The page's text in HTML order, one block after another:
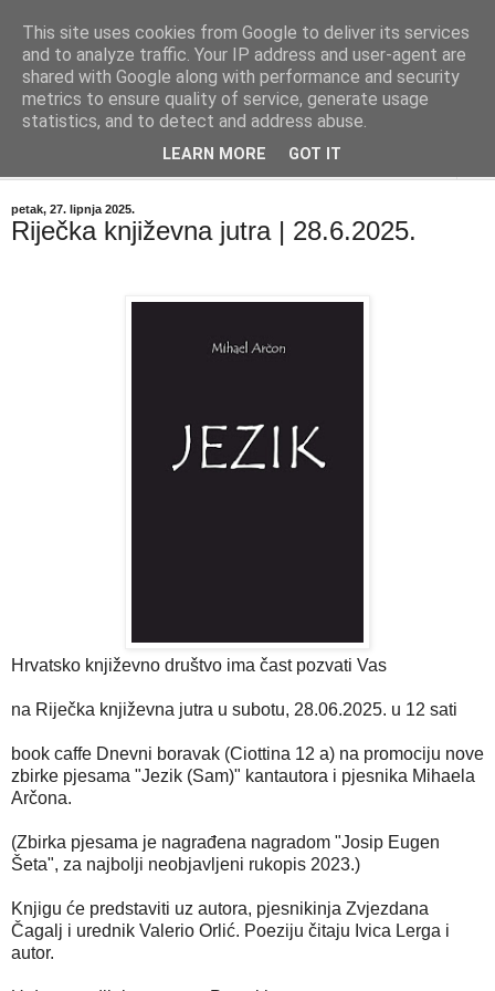
"Kvaka"
Časopis za književnost ISSN 2459-5632
petak, 27. lipnja 2025.
Riječka književna jutra | 28.6.2025.
Hrvatsko književno društvo ima čast pozvati Vas
na Riječka književna jutra u subotu, 28.06.2025. u 12 sati
book caffe Dnevni boravak (Ciottina 12 a) na promociju nove
zbirke pjesama "Jezik (Sam)" kantautora i pjesnika Mihaela
Arčona.
(Zbirka pjesama je nagrađena nagradom "Josip Eugen
Šeta", za najbolji neobjavljeni rukopis 2023.)
Knjigu će predstaviti uz autora, pjesnikinja Zvjezdana
Čagalj i urednik Valerio Orlić. Poeziju čitaju Ivica Lerga i
autor.
This site uses cookies from Google to deliver its services
and to analyze traffic. Your IP address and user-agent are
shared with Google along with performance and security
metrics to ensure quality of service, generate usage
statistics, and to detect and address abuse.
LEARN MORE GOT IT